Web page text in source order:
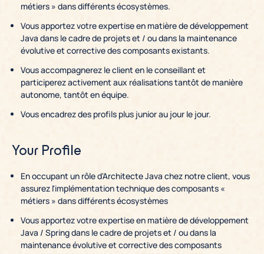
métiers » dans différents écosystèmes.
Vous apportez votre expertise en matière de développement
Java dans le cadre de projets et / ou dans la maintenance
évolutive et corrective des composants existants.
Vous accompagnerez le client en le conseillant et
participerez activement aux réalisations tantôt de manière
autonome, tantôt en équipe.
Vous encadrez des profils plus junior au jour le jour.
Your Profile
En occupant un rôle d'Architecte Java chez notre client, vous
assurez l'implémentation technique des composants «
métiers » dans différents écosystèmes
Vous apportez votre expertise en matière de développement
Java / Spring dans le cadre de projets et / ou dans la
maintenance évolutive et corrective des composants